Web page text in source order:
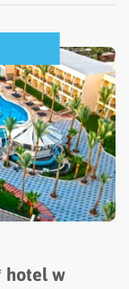
hotel w